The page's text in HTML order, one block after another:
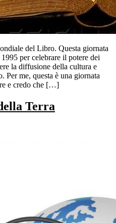
del Libro. Questa giornata
per celebrare il potere dei
la diffusione della cultura e
Per me, questa è una giornata
e credo che […]
Terra